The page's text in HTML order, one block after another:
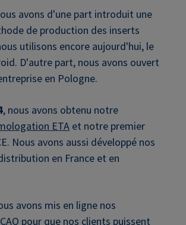
avons d'une part introduit une
de production des inserts
utilisons encore aujourd'hui, le
D'autre part, nous avons ouvert
en Pologne.
, nous avons obtenu notre
ETA et notre premier
Nous avons aussi développé nos
en France et en
avons mis en ligne nos
pour que nos clients puissent